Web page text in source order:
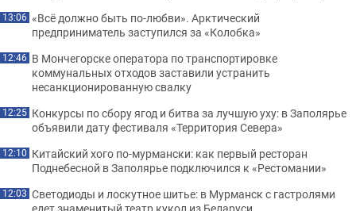
13:06 «Всё должно быть по-любви». Арктический
предприниматель заступился за «Колобка»
12:46 В Мончегорске оператора по транспортировке
коммунальных отходов заставили устранить
несанкционированную свалку
12:25 Конкурсы по сбору ягод и битва за лучшую уху: в Заполярье
объявили дату фестиваля «Территория Севера»
12:10 Китайский хого по-мурмански: как первый ресторан
Поднебесной в Заполярье подключился к «Рестомании»
12:03 Светодиоды и лоскутное шитье: в Мурманск с гастролями